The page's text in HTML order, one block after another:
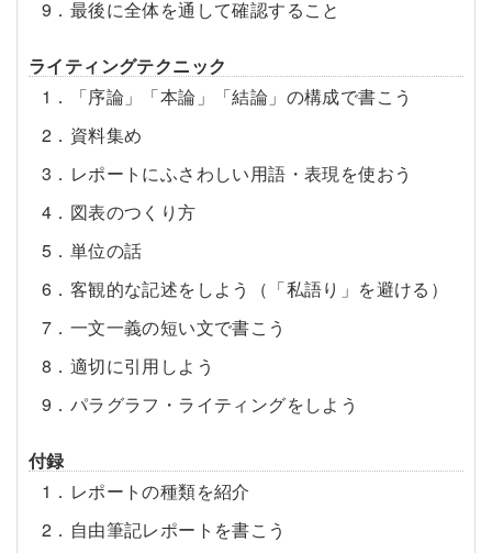
9．最後に全体を通して確認すること
ライティングテクニック
1．「序論」「本論」「結論」の構成で書こう
2．資料集め
3．レポートにふさわしい用語・表現を使おう
4．図表のつくり方
5．単位の話
6．客観的な記述をしよう（「私語り」を避ける）
7．一文一義の短い文で書こう
8．適切に引用しよう
9．パラグラフ・ライティングをしよう
付録
1．レポートの種類を紹介
2．自由筆記レポートを書こう